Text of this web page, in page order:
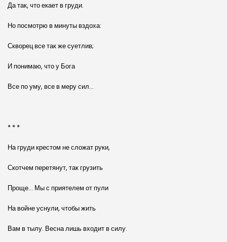
Да так, что екает в груди.
Но посмотрю в минуты вздоха:
Скворец все так же суетлив;
И понимаю, что у Бога
Все по уму, все в меру сил…
* * *
На груди крестом не сложат руки,
Скотчем перетянут, так грузить
Проще… Мы с приятелем от пули
На войне уснули, чтобы жить
Вам в тылу. Весна лишь входит в силу.